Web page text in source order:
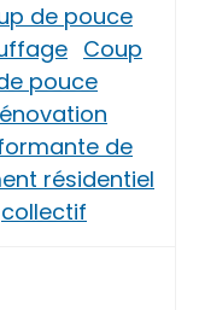
de pouce
Coup
pouce
de
résidentiel
collectif